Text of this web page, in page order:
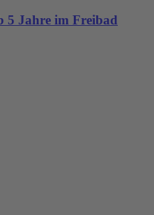
5 Jahre im Freibad